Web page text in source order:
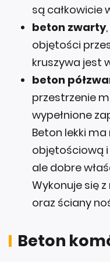
są całkowicie
beton zwarty
objętości
kruszywa jest
beton
przestrzenie
wypełnione
Beton lekki
objętościową i
ale dobre
Wykonuje się
oraz ściany
Beton